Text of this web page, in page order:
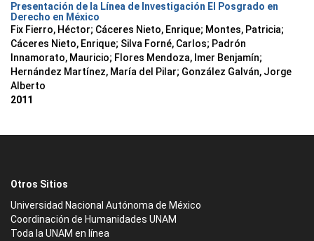
Presentación de la Línea de Investigación El Posgrado en
Derecho en México
Fix Fierro, Héctor; Cáceres Nieto, Enrique; Montes, Patricia;
Cáceres Nieto, Enrique; Silva Forné, Carlos; Padrón
Innamorato, Mauricio; Flores Mendoza, Imer Benjamín;
Hernández Martínez, María del Pilar; González Galván, Jorge
Alberto
2011
Otros Sitios
Universidad Nacional Autónoma de México
Coordinación de Humanidades UNAM
Toda la UNAM en línea